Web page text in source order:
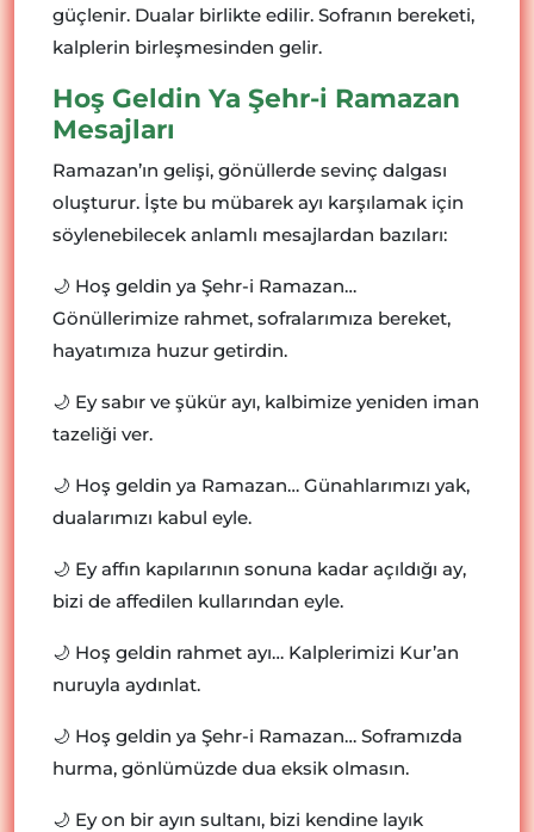
güçlenir. Dualar birlikte edilir. Sofranın bereketi,
kalplerin birleşmesinden gelir.
Hoş Geldin Ya Şehr-i Ramazan
Mesajları
Ramazan’ın gelişi, gönüllerde sevinç dalgası
oluşturur. İşte bu mübarek ayı karşılamak için
söylenebilecek anlamlı mesajlardan bazıları:
🌙 Hoş geldin ya Şehr-i Ramazan…
Gönüllerimize rahmet, sofralarımıza bereket,
hayatımıza huzur getirdin.
🌙 Ey sabır ve şükür ayı, kalbimize yeniden iman
tazeliği ver.
🌙 Hoş geldin ya Ramazan… Günahlarımızı yak,
dualarımızı kabul eyle.
🌙 Ey affın kapılarının sonuna kadar açıldığı ay,
bizi de affedilen kullarından eyle.
🌙 Hoş geldin rahmet ayı… Kalplerimizi Kur’an
nuruyla aydınlat.
🌙 Hoş geldin ya Şehr-i Ramazan… Soframızda
hurma, gönlümüzde dua eksik olmasın.
🌙 Ey on bir ayın sultanı, bizi kendine layık